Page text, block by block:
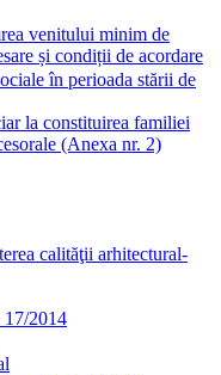
venitului minim de
și condiții de acordare
în perioada stării de
la constituirea familiei
(Anexa nr. 2)
calităţii arhitectural-
17/2014